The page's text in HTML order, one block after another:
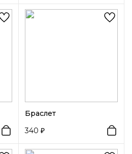
Браслет
340